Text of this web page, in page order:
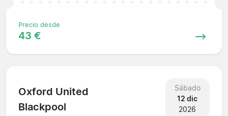
Precio desde
43 €
Oxford United
Blackpool
Sábado
12 dic
2026